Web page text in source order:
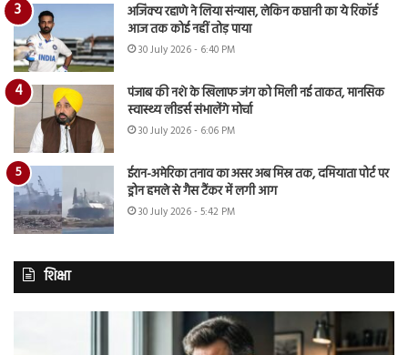
अजिंक्य रहाणे ने लिया संन्यास, लेकिन कप्तानी का ये रिकॉर्ड
आज तक कोई नहीं तोड़ पाया
30 July 2026 - 6:40 PM
पंजाब की नशे के खिलाफ जंग को मिली नई ताकत, मानसिक
स्वास्थ्य लीडर्स संभालेंगे मोर्चा
30 July 2026 - 6:06 PM
ईरान-अमेरिका तनाव का असर अब मिस्र तक, दमियाता पोर्ट पर
ड्रोन हमले से गैस टैंकर में लगी आग
30 July 2026 - 5:42 PM
शिक्षा